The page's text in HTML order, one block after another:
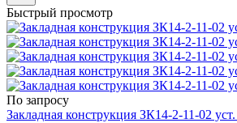
Быстрый просмотр
По запросу
Закладная конструкция ЗК14-2-11-02